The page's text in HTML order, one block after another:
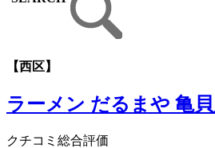
【西区】
ラーメン だるまや 亀
クチコミ総合評価